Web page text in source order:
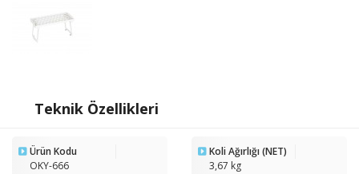
Teknik Özellikleri
Ürün Kodu
OKY-666
Koli Ağırlığı (NET)
3,67 kg